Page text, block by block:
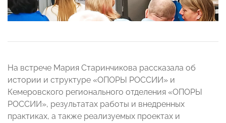
На встрече Мария Старинчикова рассказала об
истории и структуре «ОПОРЫ РОССИИ» и
Кемеровского регионального отделения «ОПОРЫ
РОССИИ», результатах работы и внедренных
практиках, а также реализуемых проектах и